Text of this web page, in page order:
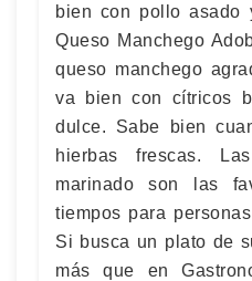
bien con pollo asado
Queso Manchego
queso manchego
va bien con cítricos
dulce. Sabe bien
hierbas frescas.
marinado son las
tiempos para
Si busca un plato de
más que en